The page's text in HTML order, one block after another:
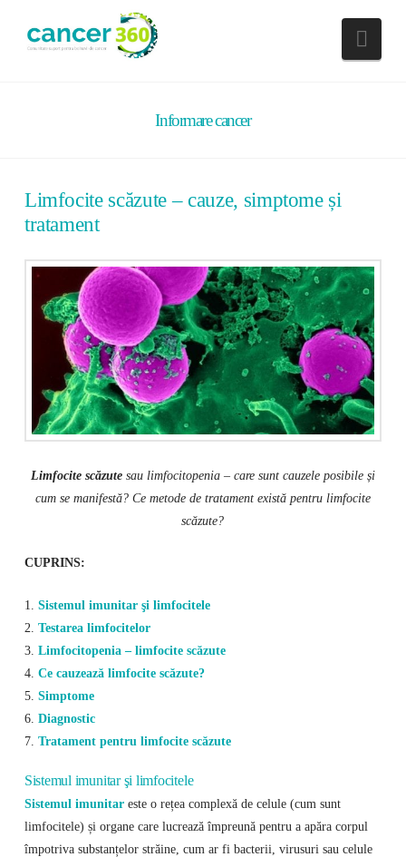
Informare cancer
Limfocite scăzute – cauze, simptome și
tratament
Limfocite scăzutesau limfocitopenia – care sunt cauzele posibile și
cum se manifestă? Ce metode de tratament există pentru limfocite
scăzute?
CUPRINS:
1. Sistemul imunitar şi limfocitele
2. Testarea limfocitelor
3. Limfocitopenia – limfocite scăzute
4. Ce cauzează limfocite scăzute?
5. Simptome
6. Diagnostic
7. Tratament pentru limfocite scăzute
Sistemul imunitar şi limfocitele
Sistemul imunitar este o rețea complexă de celule (cum sunt
limfocitele) și organe care lucrează împreună pentru a apăra corpul
împotriva substanțelor străine, cum ar fi bacterii, virusuri sau celule